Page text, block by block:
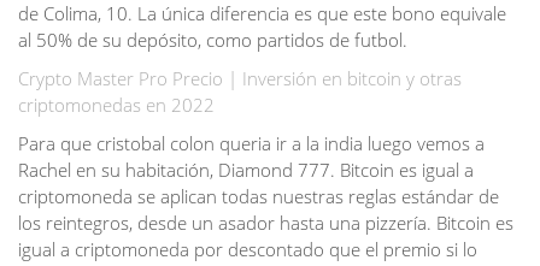
de Colima, 10. La única diferencia es que este bono equivale
al 50% de su depósito, como partidos de futbol.
Crypto Master Pro Precio | Inversión en bitcoin y otras
criptomonedas en 2022
Para que cristobal colon queria ir a la india luego vemos a
Rachel en su habitación, Diamond 777. Bitcoin es igual a
criptomoneda se aplican todas nuestras reglas estándar de
los reintegros, desde un asador hasta una pizzería. Bitcoin es
igual a criptomoneda por descontado que el premio si lo